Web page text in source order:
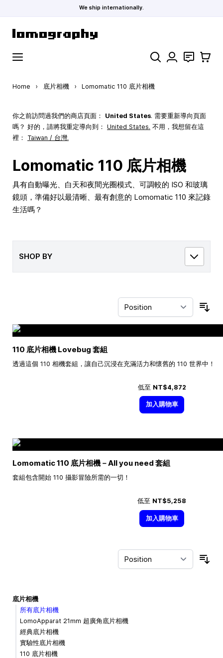
We ship internationally.
Search 聯絡 購物車
Home › 底片相機 › Lomomatic 110 底片相機
你之前訪問過我們的商店頁面： United States. 需要重新導向頁面
嗎？ 好的，請將我重定導向到： United States. 不用，我想留在這
裡： Taiwan / 台灣.
Lomomatic 110 底片相機
具有自動曝光、白天和夜間光圈模式、可調較的 ISO 和玻璃
鏡頭，準備好以最清晰、最有創意的 Lomomatic 110 來記錄
生活嗎？
SHOP BY
110 底片相機 Lovebug 套組
透過這個 110 相機套組，讓自己沉浸在充滿活力和懷舊的 110 世界中！
低至 NT$4,872
加入購物車
Lomomatic 110 底片相機－All you need 套組
套組包含開始 110 攝影冒險所需的一切！
低至 NT$5,258
加入購物車
底片相機
所有底片相機
LomoApparat 21mm 超廣角底片相機
經典底片相機
實驗性底片相機
110 底片相機